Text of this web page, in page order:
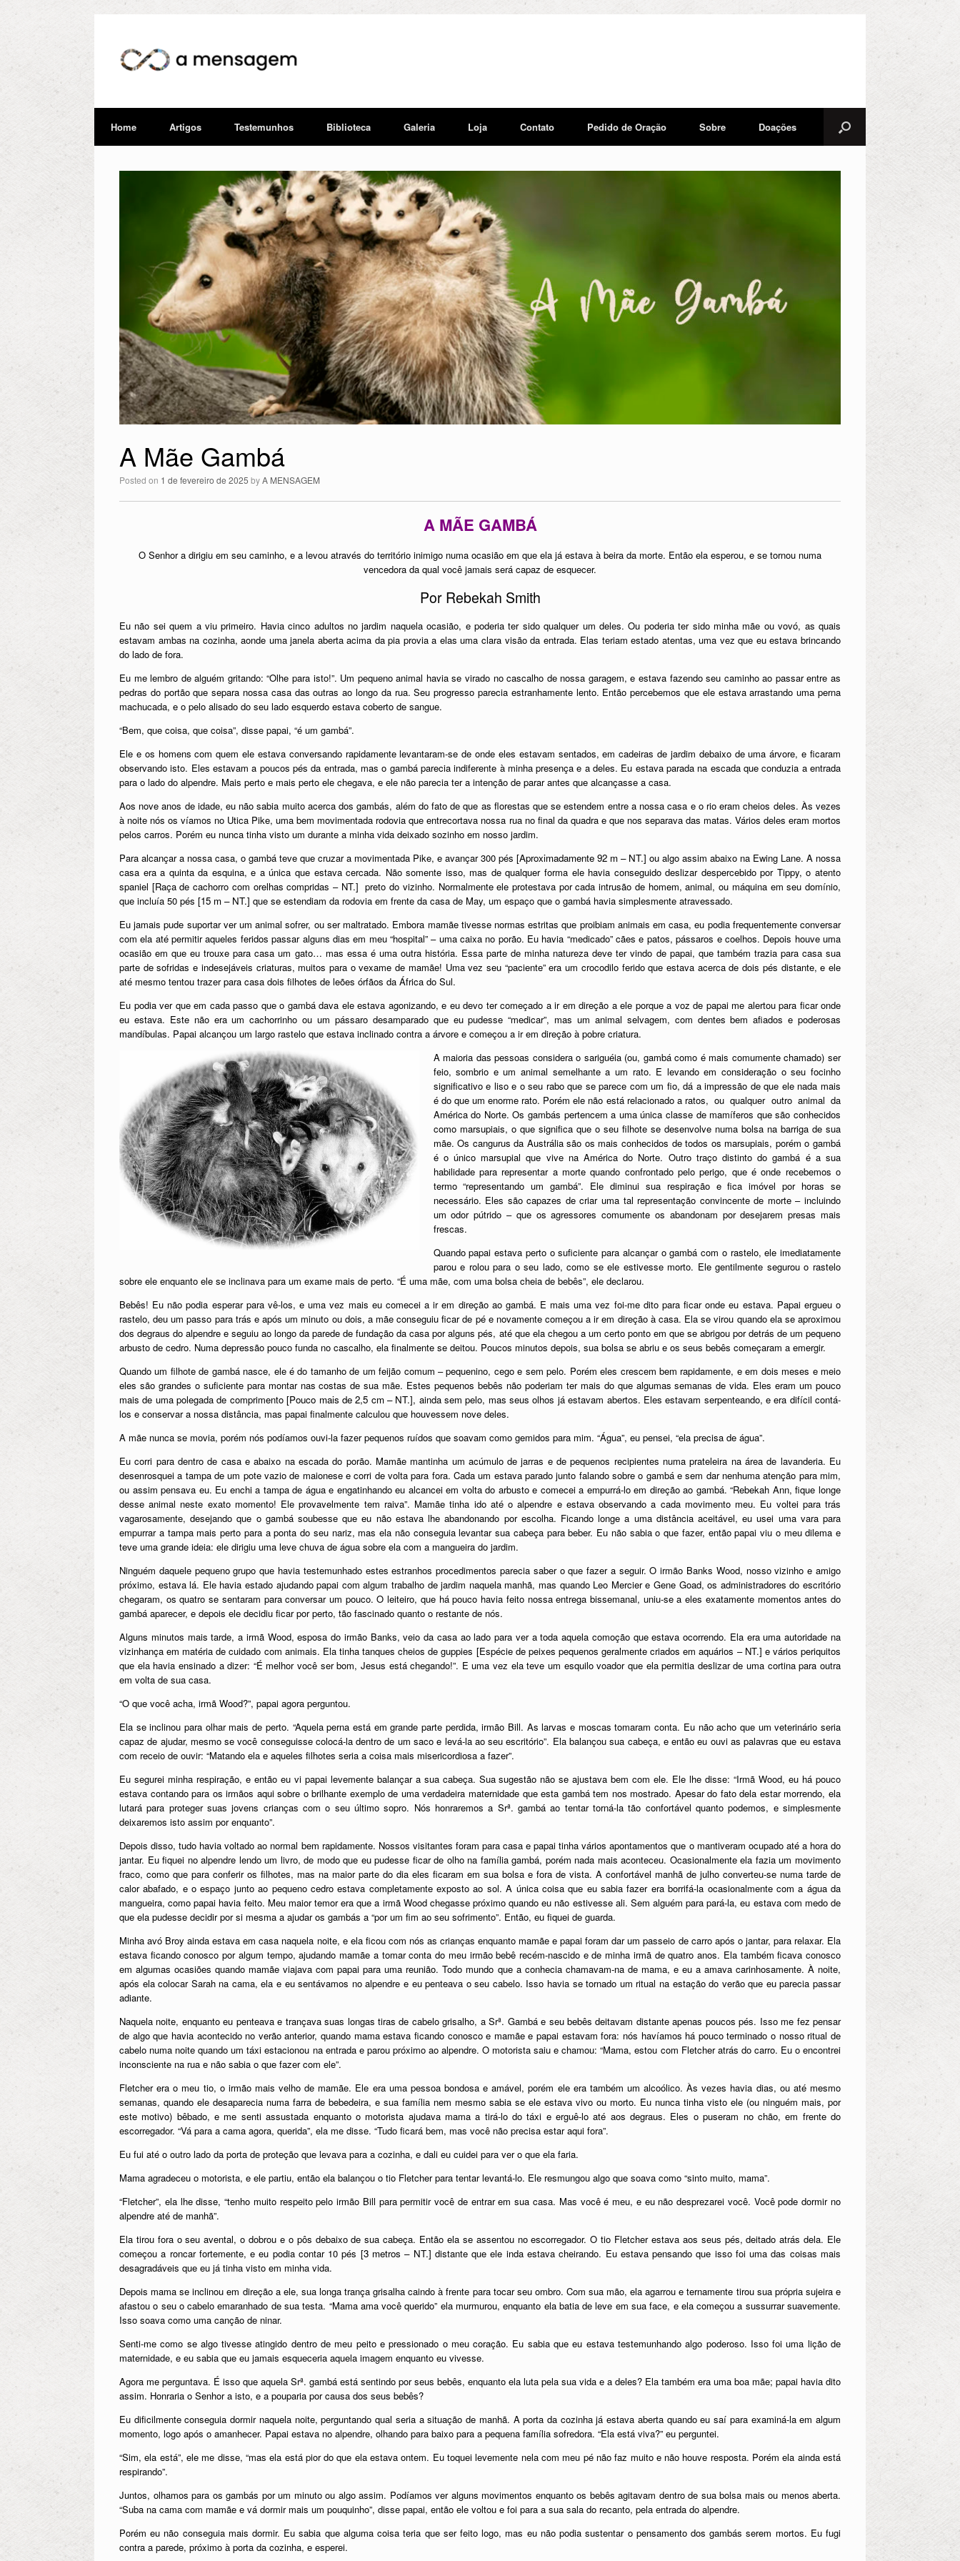
Home Artigos Testemunhos Biblioteca Galeria Loja Contato Pedido de Oração Sobre Doações
A Mãe Gambá
Posted on 1 de fevereiro de 2025 byA MENSAGEM
A MÃE GAMBÁ
O Senhor a dirigiu em seu caminho, e a levou através do território inimigo numa ocasião em que ela já estava à beira da morte. Então ela esperou, e se tornou numa
vencedora da qual você jamais será capaz de esquecer.
Por Rebekah Smith
Eu não sei quem a viu primeiro. Havia cinco adultos no jardim naquela ocasião, e poderia ter sido qualquer um deles. Ou poderia ter sido minha mãe ou vovó, as quais
estavam ambas na cozinha, aonde uma janela aberta acima da pia provia a elas uma clara visão da entrada. Elas teriam estado atentas, uma vez que eu estava brincando
do lado de fora.
Eu me lembro de alguém gritando: “Olhe para isto!”. Um pequeno animal havia se virado no cascalho de nossa garagem, e estava fazendo seu caminho ao passar entre as
pedras do portão que separa nossa casa das outras ao longo da rua. Seu progresso parecia estranhamente lento. Então percebemos que ele estava arrastando uma perna
machucada, e o pelo alisado do seu lado esquerdo estava coberto de sangue.
“Bem, que coisa, que coisa”, disse papai, “é um gambá”.
Ele e os homens com quem ele estava conversando rapidamente levantaram-se de onde eles estavam sentados, em cadeiras de jardim debaixo de uma árvore, e ficaram
observando isto. Eles estavam a poucos pés da entrada, mas o gambá parecia indiferente à minha presença e a deles. Eu estava parada na escada que conduzia a entrada
para o lado do alpendre. Mais perto e mais perto ele chegava, e ele não parecia ter a intenção de parar antes que alcançasse a casa.
Aos nove anos de idade, eu não sabia muito acerca dos gambás, além do fato de que as florestas que se estendem entre a nossa casa e o rio eram cheios deles. Às vezes
à noite nós os víamos no Utica Pike, uma bem movimentada rodovia que entrecortava nossa rua no final da quadra e que nos separava das matas. Vários deles eram mortos
pelos carros. Porém eu nunca tinha visto um durante a minha vida deixado sozinho em nosso jardim.
Para alcançar a nossa casa, o gambá teve que cruzar a movimentada Pike, e avançar 300 pés [Aproximadamente 92 m – NT.] ou algo assim abaixo na Ewing Lane. A nossa
casa era a quinta da esquina, e a única que estava cercada. Não somente isso, mas de qualquer forma ele havia conseguido deslizar despercebido por Tippy, o atento
spaniel [Raça de cachorro com orelhas compridas – NT.] preto do vizinho. Normalmente ele protestava por cada intrusão de homem, animal, ou máquina em seu domínio,
que incluía 50 pés [15 m – NT.] que se estendiam da rodovia em frente da casa de May, um espaço que o gambá havia simplesmente atravessado.
Eu jamais pude suportar ver um animal sofrer, ou ser maltratado. Embora mamãe tivesse normas estritas que proibiam animais em casa, eu podia frequentemente conversar
com ela até permitir aqueles feridos passar alguns dias em meu “hospital” – uma caixa no porão. Eu havia “medicado” cães e patos, pássaros e coelhos. Depois houve uma
ocasião em que eu trouxe para casa um gato… mas essa é uma outra história. Essa parte de minha natureza deve ter vindo de papai, que também trazia para casa sua
parte de sofridas e indesejáveis criaturas, muitos para o vexame de mamãe! Uma vez seu “paciente” era um crocodilo ferido que estava acerca de dois pés distante, e ele
até mesmo tentou trazer para casa dois filhotes de leões órfãos da África do Sul.
Eu podia ver que em cada passo que o gambá dava ele estava agonizando, e eu devo ter começado a ir em direção a ele porque a voz de papai me alertou para ficar onde
eu estava. Este não era um cachorrinho ou um pássaro desamparado que eu pudesse “medicar”, mas um animal selvagem, com dentes bem afiados e poderosas
mandíbulas. Papai alcançou um largo rastelo que estava inclinado contra a árvore e começou a ir em direção à pobre criatura.
A maioria das pessoas considera o sariguéia (ou, gambá como é mais comumente chamado) ser
feio, sombrio e um animal semelhante a um rato. E levando em consideração o seu focinho
significativo e liso e o seu rabo que se parece com um fio, dá a impressão de que ele nada mais
é do que um enorme rato. Porém ele não está relacionado a ratos, ou qualquer outro animal da
América do Norte. Os gambás pertencem a uma única classe de mamíferos que são conhecidos
como marsupiais, o que significa que o seu filhote se desenvolve numa bolsa na barriga de sua
mãe. Os cangurus da Austrália são os mais conhecidos de todos os marsupiais, porém o gambá
é o único marsupial que vive na América do Norte. Outro traço distinto do gambá é a sua
habilidade para representar a morte quando confrontado pelo perigo, que é onde recebemos o
termo “representando um gambá”. Ele diminui sua respiração e fica imóvel por horas se
necessário. Eles são capazes de criar uma tal representação convincente de morte – incluindo
um odor pútrido – que os agressores comumente os abandonam por desejarem presas mais
frescas.
Quando papai estava perto o suficiente para alcançar o gambá com o rastelo, ele imediatamente
parou e rolou para o seu lado, como se ele estivesse morto. Ele gentilmente segurou o rastelo
sobre ele enquanto ele se inclinava para um exame mais de perto. “É uma mãe, com uma bolsa cheia de bebês”, ele declarou.
Bebês! Eu não podia esperar para vê-los, e uma vez mais eu comecei a ir em direção ao gambá. E mais uma vez foi-me dito para ficar onde eu estava. Papai ergueu o
rastelo, deu um passo para trás e após um minuto ou dois, a mãe conseguiu ficar de pé e novamente começou a ir em direção à casa. Ela se virou quando ela se aproximou
dos degraus do alpendre e seguiu ao longo da parede de fundação da casa por alguns pés, até que ela chegou a um certo ponto em que se abrigou por detrás de um pequeno
arbusto de cedro. Numa depressão pouco funda no cascalho, ela finalmente se deitou. Poucos minutos depois, sua bolsa se abriu e os seus bebês começaram a emergir.
Quando um filhote de gambá nasce, ele é do tamanho de um feijão comum – pequenino, cego e sem pelo. Porém eles crescem bem rapidamente, e em dois meses e meio
eles são grandes o suficiente para montar nas costas de sua mãe. Estes pequenos bebês não poderiam ter mais do que algumas semanas de vida. Eles eram um pouco
mais de uma polegada de comprimento[Pouco mais de 2,5 cm – NT.], ainda sem pelo, mas seus olhos já estavam abertos. Eles estavam serpenteando, e era difícil contá-
los e conservar a nossa distância, mas papai finalmente calculou que houvessem nove deles.
A mãe nunca se movia, porém nós podíamos ouvi-la fazer pequenos ruídos que soavam como gemidos para mim. “Água”, eu pensei, “ela precisa de água”.
Eu corri para dentro de casa e abaixo na escada do porão. Mamãe mantinha um acúmulo de jarras e de pequenos recipientes numa prateleira na área de lavanderia. Eu
desenrosquei a tampa de um pote vazio de maionese e corri de volta para fora. Cada um estava parado junto falando sobre o gambá e sem dar nenhuma atenção para mim,
ou assim pensava eu. Eu enchi a tampa de água e engatinhando eu alcancei em volta do arbusto e comecei a empurrá-lo em direção ao gambá. “Rebekah Ann, fique longe
desse animal neste exato momento! Ele provavelmente tem raiva”. Mamãe tinha ido até o alpendre e estava observando a cada movimento meu. Eu voltei para trás
vagarosamente, desejando que o gambá soubesse que eu não estava lhe abandonando por escolha. Ficando longe a uma distância aceitável, eu usei uma vara para
empurrar a tampa mais perto para a ponta do seu nariz, mas ela não conseguia levantar sua cabeça para beber. Eu não sabia o que fazer, então papai viu o meu dilema e
teve uma grande ideia: ele dirigiu uma leve chuva de água sobre ela com a mangueira do jardim.
Ninguém daquele pequeno grupo que havia testemunhado estes estranhos procedimentos parecia saber o que fazer a seguir. O irmão Banks Wood, nosso vizinho e amigo
próximo, estava lá. Ele havia estado ajudando papai com algum trabalho de jardim naquela manhã, mas quando Leo Mercier e Gene Goad, os administradores do escritório
chegaram, os quatro se sentaram para conversar um pouco. O leiteiro, que há pouco havia feito nossa entrega bissemanal, uniu-se a eles exatamente momentos antes do
gambá aparecer, e depois ele decidiu ficar por perto, tão fascinado quanto o restante de nós.
Alguns minutos mais tarde, a irmã Wood, esposa do irmão Banks, veio da casa ao lado para ver a toda aquela comoção que estava ocorrendo. Ela era uma autoridade na
vizinhança em matéria de cuidado com animais. Ela tinha tanques cheios de guppies [Espécie de peixes pequenos geralmente criados em aquários – NT.] e vários periquitos
que ela havia ensinado a dizer: “É melhor você ser bom, Jesus está chegando!”. E uma vez ela teve um esquilo voador que ela permitia deslizar de uma cortina para outra
em volta de sua casa.
“O que você acha, irmã Wood?”, papai agora perguntou.
Ela se inclinou para olhar mais de perto. “Aquela perna está em grande parte perdida, irmão Bill. As larvas e moscas tomaram conta. Eu não acho que um veterinário seria
capaz de ajudar, mesmo se você conseguisse colocá-la dentro de um saco e levá-la ao seu escritório”. Ela balançou sua cabeça, e então eu ouvi as palavras que eu estava
com receio de ouvir: “Matando ela e aqueles filhotes seria a coisa mais misericordiosa a fazer”.
Eu segurei minha respiração, e então eu vi papai levemente balançar a sua cabeça. Sua sugestão não se ajustava bem com ele. Ele lhe disse: “Irmã Wood, eu há pouco
estava contando para os irmãos aqui sobre o brilhante exemplo de uma verdadeira maternidade que esta gambá tem nos mostrado. Apesar do fato dela estar morrendo, ela
lutará para proteger suas jovens crianças com o seu último sopro. Nós honraremos a Srª. gambá ao tentar torná-la tão confortável quanto podemos, e simplesmente
deixaremos isto assim por enquanto”.
Depois disso, tudo havia voltado ao normal bem rapidamente. Nossos visitantes foram para casa e papai tinha vários apontamentos que o mantiveram ocupado até a hora do
jantar. Eu fiquei no alpendre lendo um livro, de modo que eu pudesse ficar de olho na família gambá, porém nada mais aconteceu. Ocasionalmente ela fazia um movimento
fraco, como que para conferir os filhotes, mas na maior parte do dia eles ficaram em sua bolsa e fora de vista. A confortável manhã de julho converteu-se numa tarde de
calor abafado, e o espaço junto ao pequeno cedro estava completamente exposto ao sol. A única coisa que eu sabia fazer era borrifá-la ocasionalmente com a água da
mangueira, como papai havia feito. Meu maior temor era que a irmã Wood chegasse próximo quando eu não estivesse ali. Sem alguém para pará-la, eu estava com medo de
que ela pudesse decidir por si mesma a ajudar os gambás a “por um fim ao seu sofrimento”. Então, eu fiquei de guarda.
Minha avó Broy ainda estava em casa naquela noite, e ela ficou com nós as crianças enquanto mamãe e papai foram dar um passeio de carro após o jantar, para relaxar. Ela
estava ficando conosco por algum tempo, ajudando mamãe a tomar conta do meu irmão bebê recém-nascido e de minha irmã de quatro anos. Ela também ficava conosco
em algumas ocasiões quando mamãe viajava com papai para uma reunião. Todo mundo que a conhecia chamavam-na de mama, e eu a amava carinhosamente. À noite,
após ela colocar Sarah na cama, ela e eu sentávamos no alpendre e eu penteava o seu cabelo. Isso havia se tornado um ritual na estação do verão que eu parecia passar
adiante.
Naquela noite, enquanto eu penteava e trançava suas longas tiras de cabelo grisalho, a Srª. Gambá e seu bebês deitavam distante apenas poucos pés. Isso me fez pensar
de algo que havia acontecido no verão anterior, quando mama estava ficando conosco e mamãe e papai estavam fora: nós havíamos há pouco terminado o nosso ritual de
cabelo numa noite quando um táxi estacionou na entrada e parou próximo ao alpendre. O motorista saiu e chamou: “Mama, estou com Fletcher atrás do carro. Eu o encontrei
inconsciente na rua e não sabia o que fazer com ele”.
Fletcher era o meu tio, o irmão mais velho de mamãe. Ele era uma pessoa bondosa e amável, porém ele era também um alcoólico. Às vezes havia dias, ou até mesmo
semanas, quando ele desaparecia numa farra de bebedeira, e sua família nem mesmo sabia se ele estava vivo ou morto. Eu nunca tinha visto ele (ou ninguém mais, por
este motivo) bêbado, e me senti assustada enquanto o motorista ajudava mama a tirá-lo do táxi e erguê-lo até aos degraus. Eles o puseram no chão, em frente do
escorregador. “Vá para a cama agora, querida”, ela me disse. “Tudo ficará bem, mas você não precisa estar aqui fora”.
Eu fui até o outro lado da porta de proteção que levava para a cozinha, e dali eu cuidei para ver o que ela faria.
Mama agradeceu o motorista, e ele partiu, então ela balançou o tio Fletcher para tentar levantá-lo. Ele resmungou algo que soava como “sinto muito, mama”.
“Fletcher”, ela lhe disse, “tenho muito respeito pelo irmão Bill para permitir você de entrar em sua casa. Mas você é meu, e eu não desprezarei você. Você pode dormir no
alpendre até de manhã”.
Ela tirou fora o seu avental, o dobrou e o pôs debaixo de sua cabeça. Então ela se assentou no escorregador. O tio Fletcher estava aos seus pés, deitado atrás dela. Ele
começou a roncar fortemente, e eu podia contar 10 pés [3 metros – NT.] distante que ele inda estava cheirando. Eu estava pensando que isso foi uma das coisas mais
desagradáveis que eu já tinha visto em minha vida.
Depois mama se inclinou em direção a ele, sua longa trança grisalha caindo à frente para tocar seu ombro. Com sua mão, ela agarrou e ternamente tirou sua própria sujeira e
afastou o seu o cabelo emaranhado de sua testa. “Mama ama você querido” ela murmurou, enquanto ela batia de leve em sua face, e ela começou a sussurrar suavemente.
Isso soava como uma canção de ninar.
Senti-me como se algo tivesse atingido dentro de meu peito e pressionado o meu coração. Eu sabia que eu estava testemunhando algo poderoso. Isso foi uma lição de
maternidade, e eu sabia que eu jamais esqueceria aquela imagem enquanto eu vivesse.
Agora me perguntava. É isso que aquela Srª. gambá está sentindo por seus bebês, enquanto ela luta pela sua vida e a deles? Ela também era uma boa mãe; papai havia dito
assim. Honraria o Senhor a isto, e a pouparia por causa dos seus bebês?
Eu dificilmente conseguia dormir naquela noite, perguntando qual seria a situação de manhã. A porta da cozinha já estava aberta quando eu saí para examiná-la em algum
momento, logo após o amanhecer. Papai estava no alpendre, olhando para baixo para a pequena família sofredora. “Ela está viva?” eu perguntei.
“Sim, ela está”, ele me disse, “mas ela está pior do que ela estava ontem. Eu toquei levemente nela com meu pé não faz muito e não houve resposta. Porém ela ainda está
respirando”.
Juntos, olhamos para os gambás por um minuto ou algo assim. Podíamos ver alguns movimentos enquanto os bebês agitavam dentro de sua bolsa mais ou menos aberta.
“Suba na cama com mamãe e vá dormir mais um pouquinho”, disse papai, então ele voltou e foi para a sua sala do recanto, pela entrada do alpendre.
Porém eu não conseguia mais dormir. Eu sabia que alguma coisa teria que ser feito logo, mas eu não podia sustentar o pensamento dos gambás serem mortos. Eu fugi
contra a parede, próximo à porta da cozinha, e esperei.